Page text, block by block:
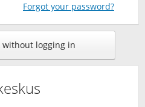
Forgot your password?
without logging in